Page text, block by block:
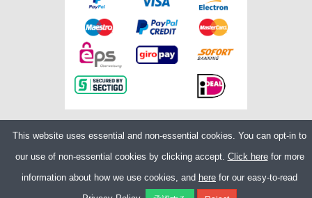
Merlin Cycles Ltd., Unit A4 Buckshaw Link, Ordnance Road,
Buckshaw Village, Chorley PR7 7EL United Kingdom
02826103 | VAT 番号:GB604764933
This website uses essential and non-essential cookies. You can opt-in to
our use of non-essential cookies by clicking accept. Click herefor more
information about how we use cookies, and here for our easy-to-read